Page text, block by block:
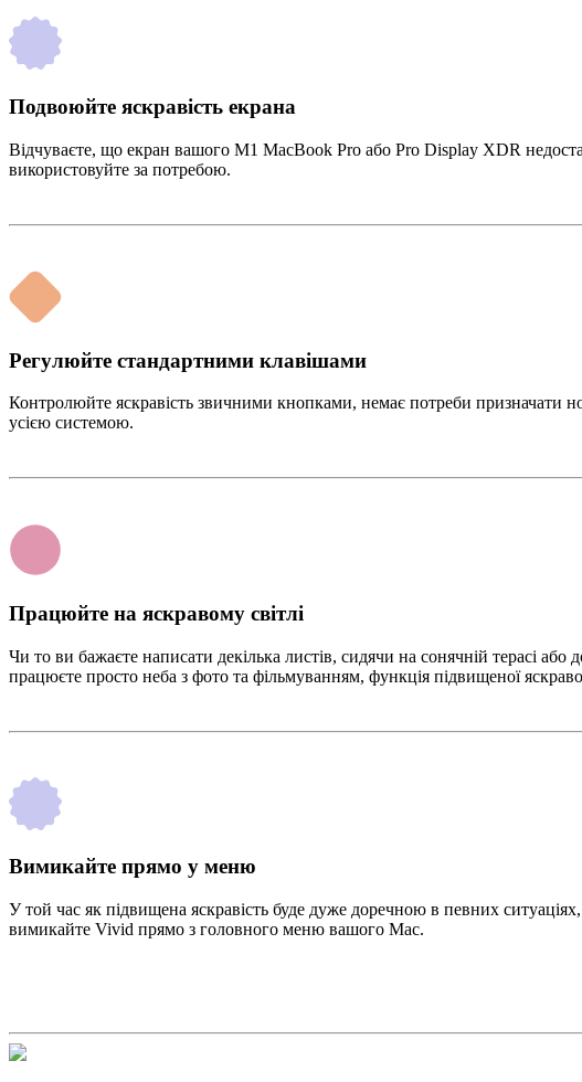
Подвоюйте яскравість екрана
Відчуваєте, що екран вашого M1 MacBook Pro або Pro Display XDR
використовуйте за потребою.
Регулюйте стандартними клавішами
Контролюйте яскравість звичними кнопками, немає потреби призначати
усією системою.
Працюйте на яскравому світлі
Чи то ви бажаєте написати декілька листів, сидячи на сонячній терасі
працюєте просто неба з фото та фільмуванням, функція підвищеної
Вимикайте прямо у меню
У той час як підвищена яскравість буде дуже доречною в певних
вимикайте Vivid прямо з головного меню вашого Mac.